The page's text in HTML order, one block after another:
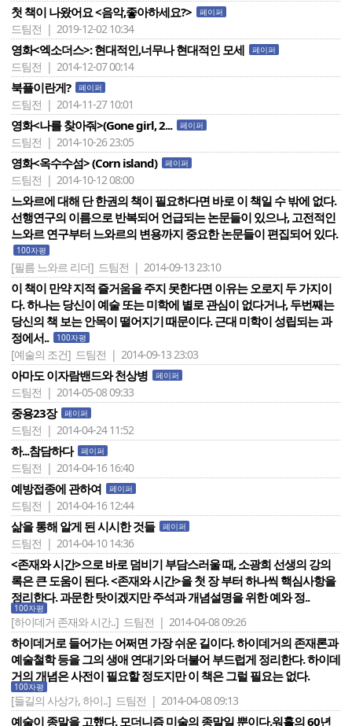
첫 책이 나왔어요 <음악,좋아하세요?> 페이퍼
드팀전 | 2019-12-02 10:34
영화<엑소더스>: 현대적인,너무나 현대적인 모세 페이퍼
드팀전 | 2014-12-07 00:14
북플이란게? 페이퍼
드팀전 | 2014-11-27 10:01
영화<나를 찾아줘>(Gone girl, 2... 페이퍼
드팀전 | 2014-10-26 23:05
영화<옥수수섬> (Corn island) 페이퍼
드팀전 | 2014-10-12 08:00
느와르에 대해 단 한권의 책이 필요하다면 바로 이 책일 수 밖에 없다.
선행연구의 이름으로 반복되어 언급되는 논문들이 있으나, 고전적인
느와르 연구부터 느와르의 변용까지 중요한 논문들이 편집되어 있다.
100자평
[필름 느와르 리더] 드팀전 | 2014-09-13 23:10
이 책이 만약 지적 즐거움을 주지 못한다면 이유는 오로지 두 가지이
다. 하나는 당신이 예술 또는 미학에 별로 관심이 없다거나, 두번째는
당신의 책 보는 안목이 떨어지기 때문이다. 근대 미학이 성립되는 과
정에서..
100자평
[예술의 조건] 드팀전 | 2014-09-13 23:03
아마도 이자람밴드와 천상병 페이퍼
드팀전 | 2014-05-08 09:33
중용23장 페이퍼
드팀전 | 2014-04-24 11:52
하...참담하다 페이퍼
드팀전 | 2014-04-16 16:40
예방접종에 관하여 페이퍼
드팀전 | 2014-04-16 12:44
삶을 통해 알게 된 시시한 것들 페이퍼
드팀전 | 2014-04-10 14:36
<존재와 시간>으로 바로 덤비기 부담스러울 때, 소광희 선생의 강의
록은 큰 도움이 된다. <존재와 시간>을 첫 장 부터 하나씩 핵심사항을
정리한다. 과문한 탓이겠지만 주석과 개념설명을 위한 예와 정..
100자평
[하이데거 존재와 시간..] 드팀전 | 2014-04-08 09:26
하이데거로 들어가는 어쩌면 가장 쉬운 길이다. 하이데거의 존재론과
예술철학 등을 그의 생애 연대기와 더불어 부드럽게 정리한다. 하이데
거의 개념은 사전이 필요할 정도지만 이 책은 그럴 필요는 없다.
100자평
[들길의 사상가, 하이..] 드팀전 | 2014-04-08 09:13
예술이 종말을 고했다. 모더니즘 미술의 종말일 뿐이다.워홀의 60년